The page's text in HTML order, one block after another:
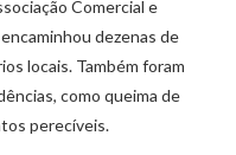
Comercial e
dezenas de
locais. Também foram
como queima de
perecíveis.